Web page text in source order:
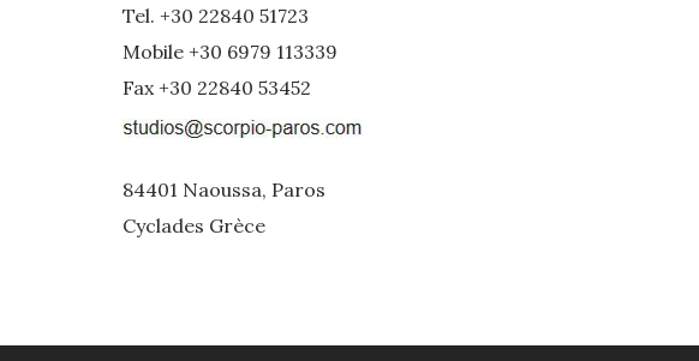
Tel. +30 22840 51723
Mobile +30 6979 113339
Fax +30 22840 53452
84401 Naoussa, Paros
Cyclades Grèce